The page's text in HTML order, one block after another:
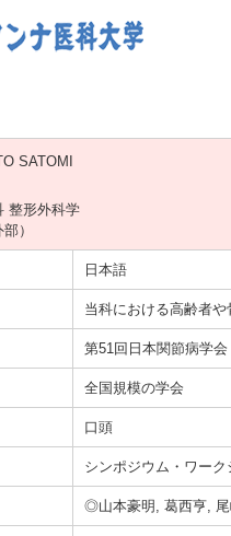
SATOMI
整形外科学
）
日本語
当科における高齢者
第51回日本関節病学会
全国規模の学会
口頭
シンポジウム・ワー
◎山本豪明, 葛西亨,